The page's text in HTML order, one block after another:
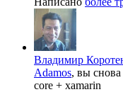
Владимир
Adamos, вы
core + xamarin